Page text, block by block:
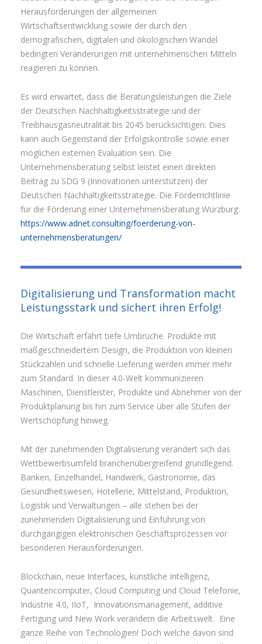
Herausforderungen der allgemeinen
Wirtschaftsentwicklung sowie der durch den
demografischen, digitalen und ökologischen Wandel
bedingten Veränderungen mit unternehmerischen Mitteln
reagieren zu können.
Es wird erwartet, dass die Beratungsleistungen die Ziele
der Deutschen Nachhaltigkeitsstrategie und der
Treibhausgasneutralität bis 2045 berücksichtigen. Dies
kann auch Gegenstand der Erfolgskontrolle sowie einer
möglichen externen Evaluation sein. Die
Unternehmensberatung selbst leistet einen direkten
Beitrag zu SDG 9 (Innovationen unterstützen) der
Deutschen Nachhaltigkeitsstrategie. Die Förderrichtlinie
für die Förderung einer Unternehmensberatung Würzburg:
https://www.adnet.consulting/foerderung-von-
unternehmensberatungen/
Digitalisierung und Transformation macht
Leistungsstark und sichert ihren Erfolg!
Die Wirtschaft erfährt tiefe Umbrüche. Produkte mit
maßgeschneidertem Design, die Produktion von kleinen
Stückzahlen und schnelle Lieferung werden immer mehr
zum Standard. In dieser 4.0-Welt kommunizieren
Maschinen, Dienstleister, Produkte und Abnehmer von der
Produktplanung bis hin zum Service über alle Stufen der
Wertschöpfung hinweg.
Mit der zunehmenden Digitalisierung verändert sich das
Wettbewerbsumfeld branchenübergreifend grundlegend.
Banken, Einzelhandel, Handwerk, Gastronomie, das
Gesundheitswesen, Hotellerie, Mittelstand, Produktion,
Logistik und Verwaltungen – alle stehen bei der
zunehmenden Digitalisierung und Einführung von
durchgängigen elektronischen Geschäftsprozessen vor
besonderen Herausforderungen.
Blockchain, neue Interfaces, künstliche Intelligenz,
Quantencomputer, Cloud Computing und Cloud Telefonie,
Industrie 4.0, IIoT, Innovationsmanagement, additive
Fertigung und New Work verändern die Arbeitswelt. Eine
ganze Reihe von Technologien! Doch welche davon sind